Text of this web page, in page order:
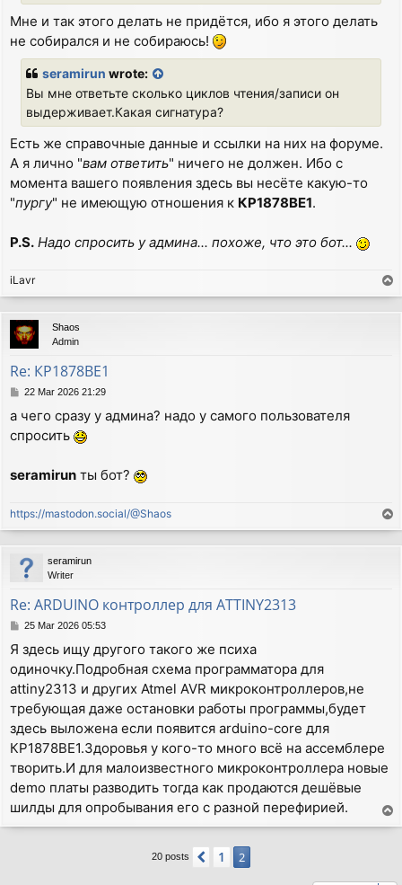
Мне и так этого делать не придётся, ибо я этого делать
не собирался и не собираюсь!
seramirun wrote:
Вы мне ответьте сколько циклов чтения/записи он
выдерживает.Какая сигнатура?
Есть же справочные данные и ссылки на них на форуме.
А я лично "вам ответить" ничего не должен. Ибо с
момента вашего появления здесь вы несёте какую-то
"пургу" не имеющую отношения к КР1878ВЕ1.
P.S. Надо спросить у админа... похоже, что это бот...
iLavr
o
p
Shaos
Admin
Re: КР1878ВЕ1
P
s
t
22 Mar 2026 21:29
а чего сразу у админа? надо у самого пользователя
спросить
seramirun ты бот?
https://mastodon.social/@Shaos
o
p
seramirun
Writer
Re: ARDUINO контроллер для ATTINY2313
P
s
t
25 Mar 2026 05:53
Я здесь ищу другого такого же психа
одиночку.Подробная схема программатора для
attiny2313 и других Atmel AVR микроконтроллеров,не
требующая даже остановки работы программы,будет
здесь выложена если появится arduino-core для
КР1878ВЕ1.Здоровья у кого-то много всё на ассемблере
творить.И для малоизвестного микроконтроллера новые
demo платы разводить тогда как продаются дешёвые
шилды для опробывания его с разной перефирией.
o
20 posts Previous
1 2